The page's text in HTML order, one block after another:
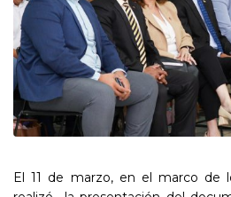
El 11 de marzo, en el marco de